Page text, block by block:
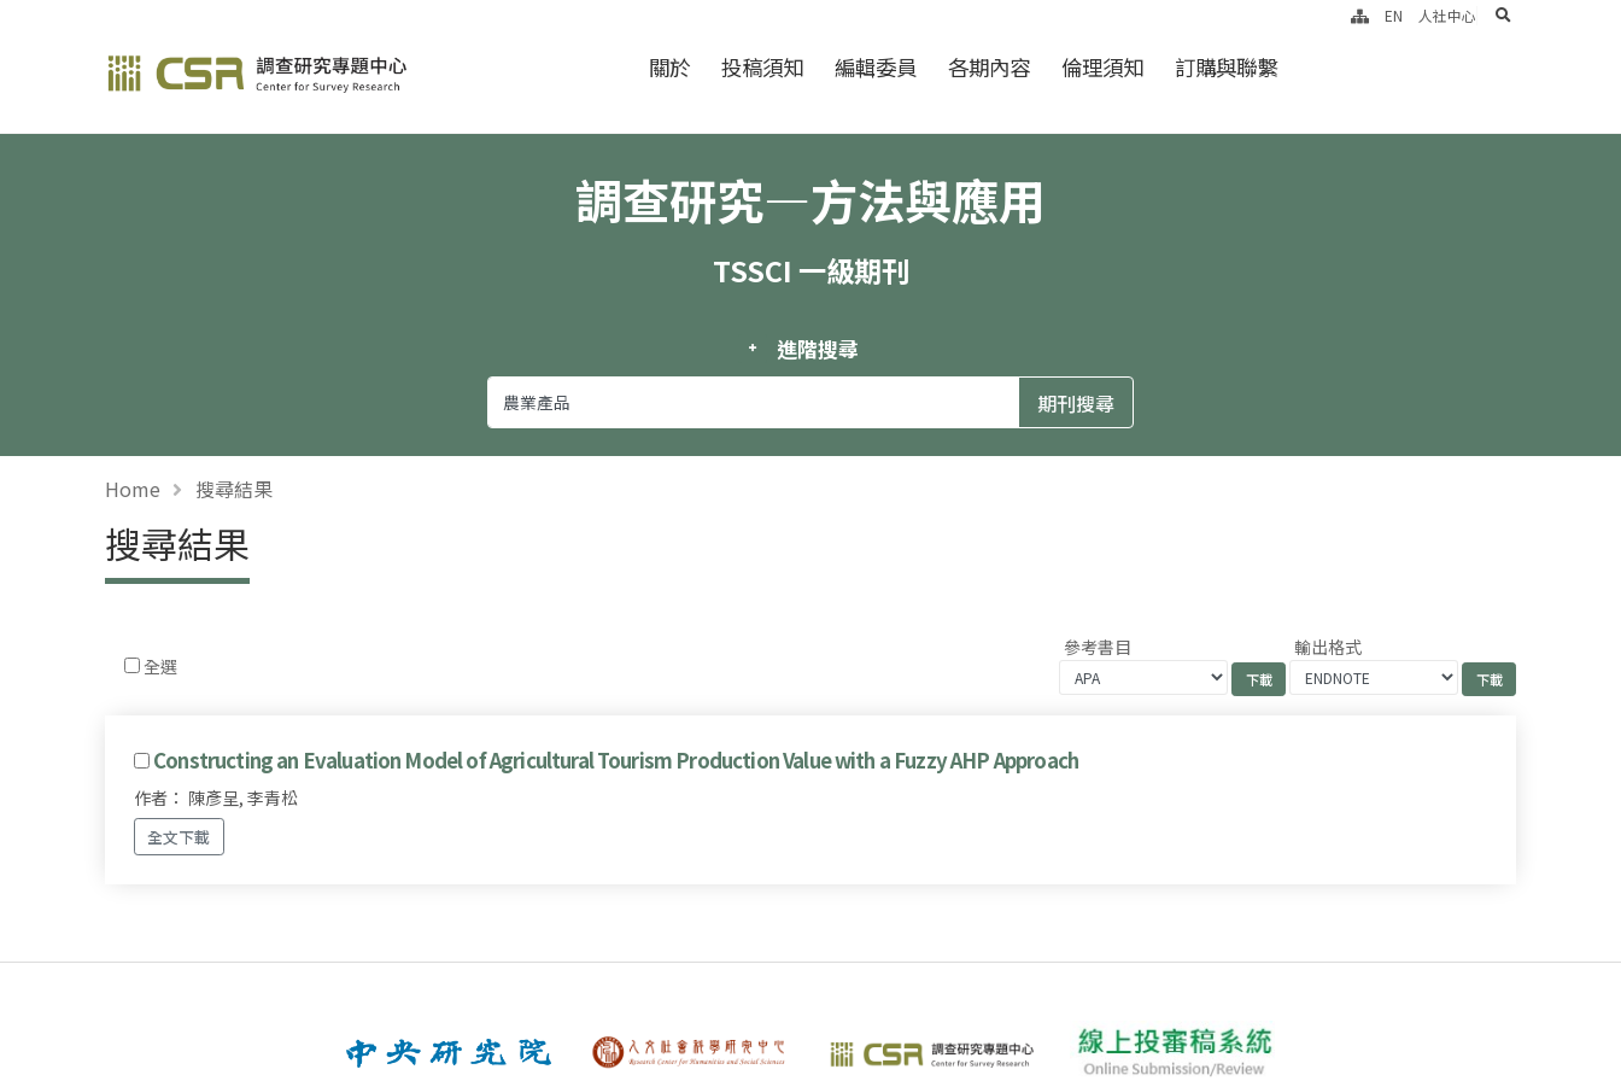
調查研究—方法與應用期刊 關於 投稿須知 編輯委員 各期內容 倫理須知 訂購與聯繫
EN 人社中心 search
調查研究—方法與應用
TSSCI 一級期刊
進階搜尋
Home 搜尋結果
搜尋結果
全選
參考書目 輸出格式
Constructing an Evaluation Model of Agricultural Tourism Production Value with a Fuzzy AHP Approach
作者： 陳彥呈, 李青松
全文下載